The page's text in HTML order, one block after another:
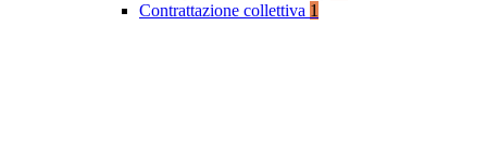
Contrattazione collettiva 1